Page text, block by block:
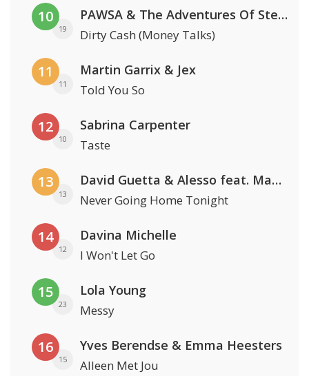
10
19
PAWSA & The Adventures Of Stevie V
Dirty Cash (Money Talks)
11
11
Martin Garrix & Jex
Told You So
12
10
Sabrina Carpenter
Taste
13
13
David Guetta & Alesso feat. Madison Love
Never Going Home Tonight
14
12
Davina Michelle
I Won't Let Go
15
23
Lola Young
Messy
16
15
Yves Berendse & Emma Heesters
Alleen Met Jou